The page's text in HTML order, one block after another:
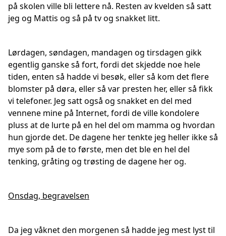
på skolen ville bli lettere nå. Resten av kvelden så satt
jeg og Mattis og så på tv og snakket litt.
Lørdagen, søndagen, mandagen og tirsdagen gikk
egentlig ganske så fort, fordi det skjedde noe hele
tiden, enten så hadde vi besøk, eller så kom det flere
blomster på døra, eller så var presten her, eller så fikk
vi telefoner. Jeg satt også og snakket en del med
vennene mine på Internet, fordi de ville kondolere
pluss at de lurte på en hel del om mamma og hvordan
hun gjorde det. De dagene her tenkte jeg heller ikke så
mye som på de to første, men det ble en hel del
tenking, gråting og trøsting de dagene her og.
Onsdag, begravelsen
Da jeg våknet den morgenen så hadde jeg mest lyst til